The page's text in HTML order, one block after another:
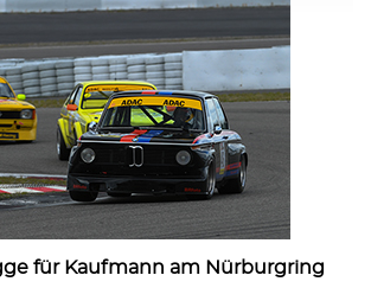
für Kaufmann am Nürburgring